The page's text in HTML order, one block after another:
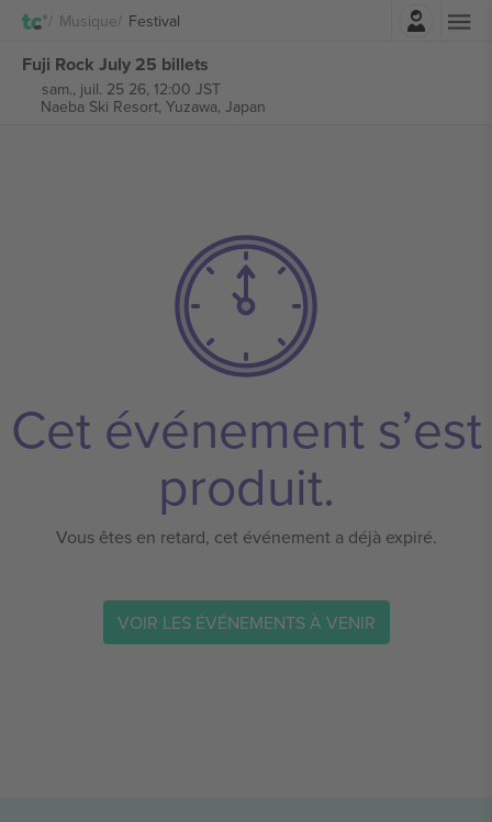
Musique Festival
Fuji Rock July 25 billets
sam., juil. 25 26, 12:00 JST
Naeba Ski Resort, Yuzawa, Japan
Cet événement s’est
produit.
Vous êtes en retard, cet événement a déjà expiré.
VOIR LES ÉVÉNEMENTS À VENIR